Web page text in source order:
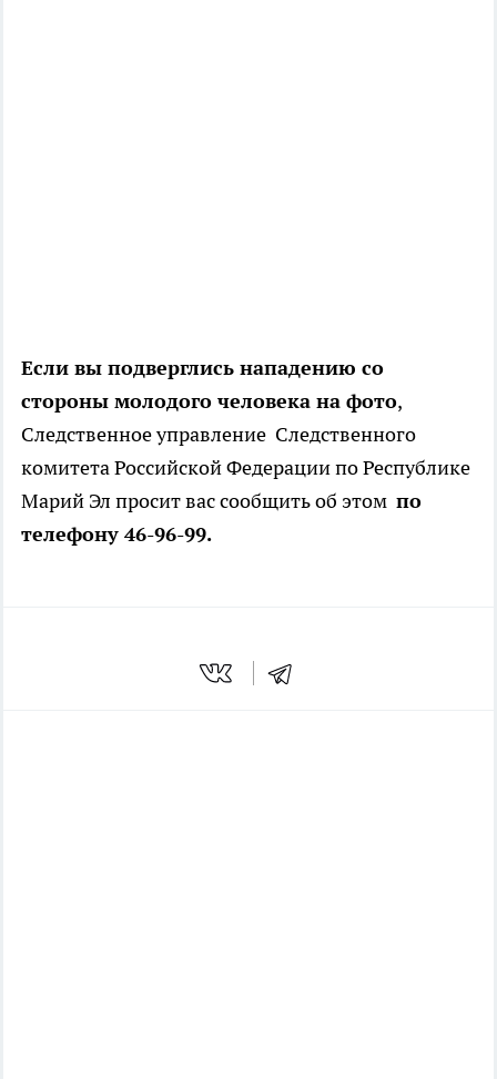
Если вы подверглись нападению со
стороны молодого человека на фото,
Следственное управление Следственного
комитета Российской Федерации по Республике
Марий Эл просит вас сообщить об этом по
телефону 46-96-99.